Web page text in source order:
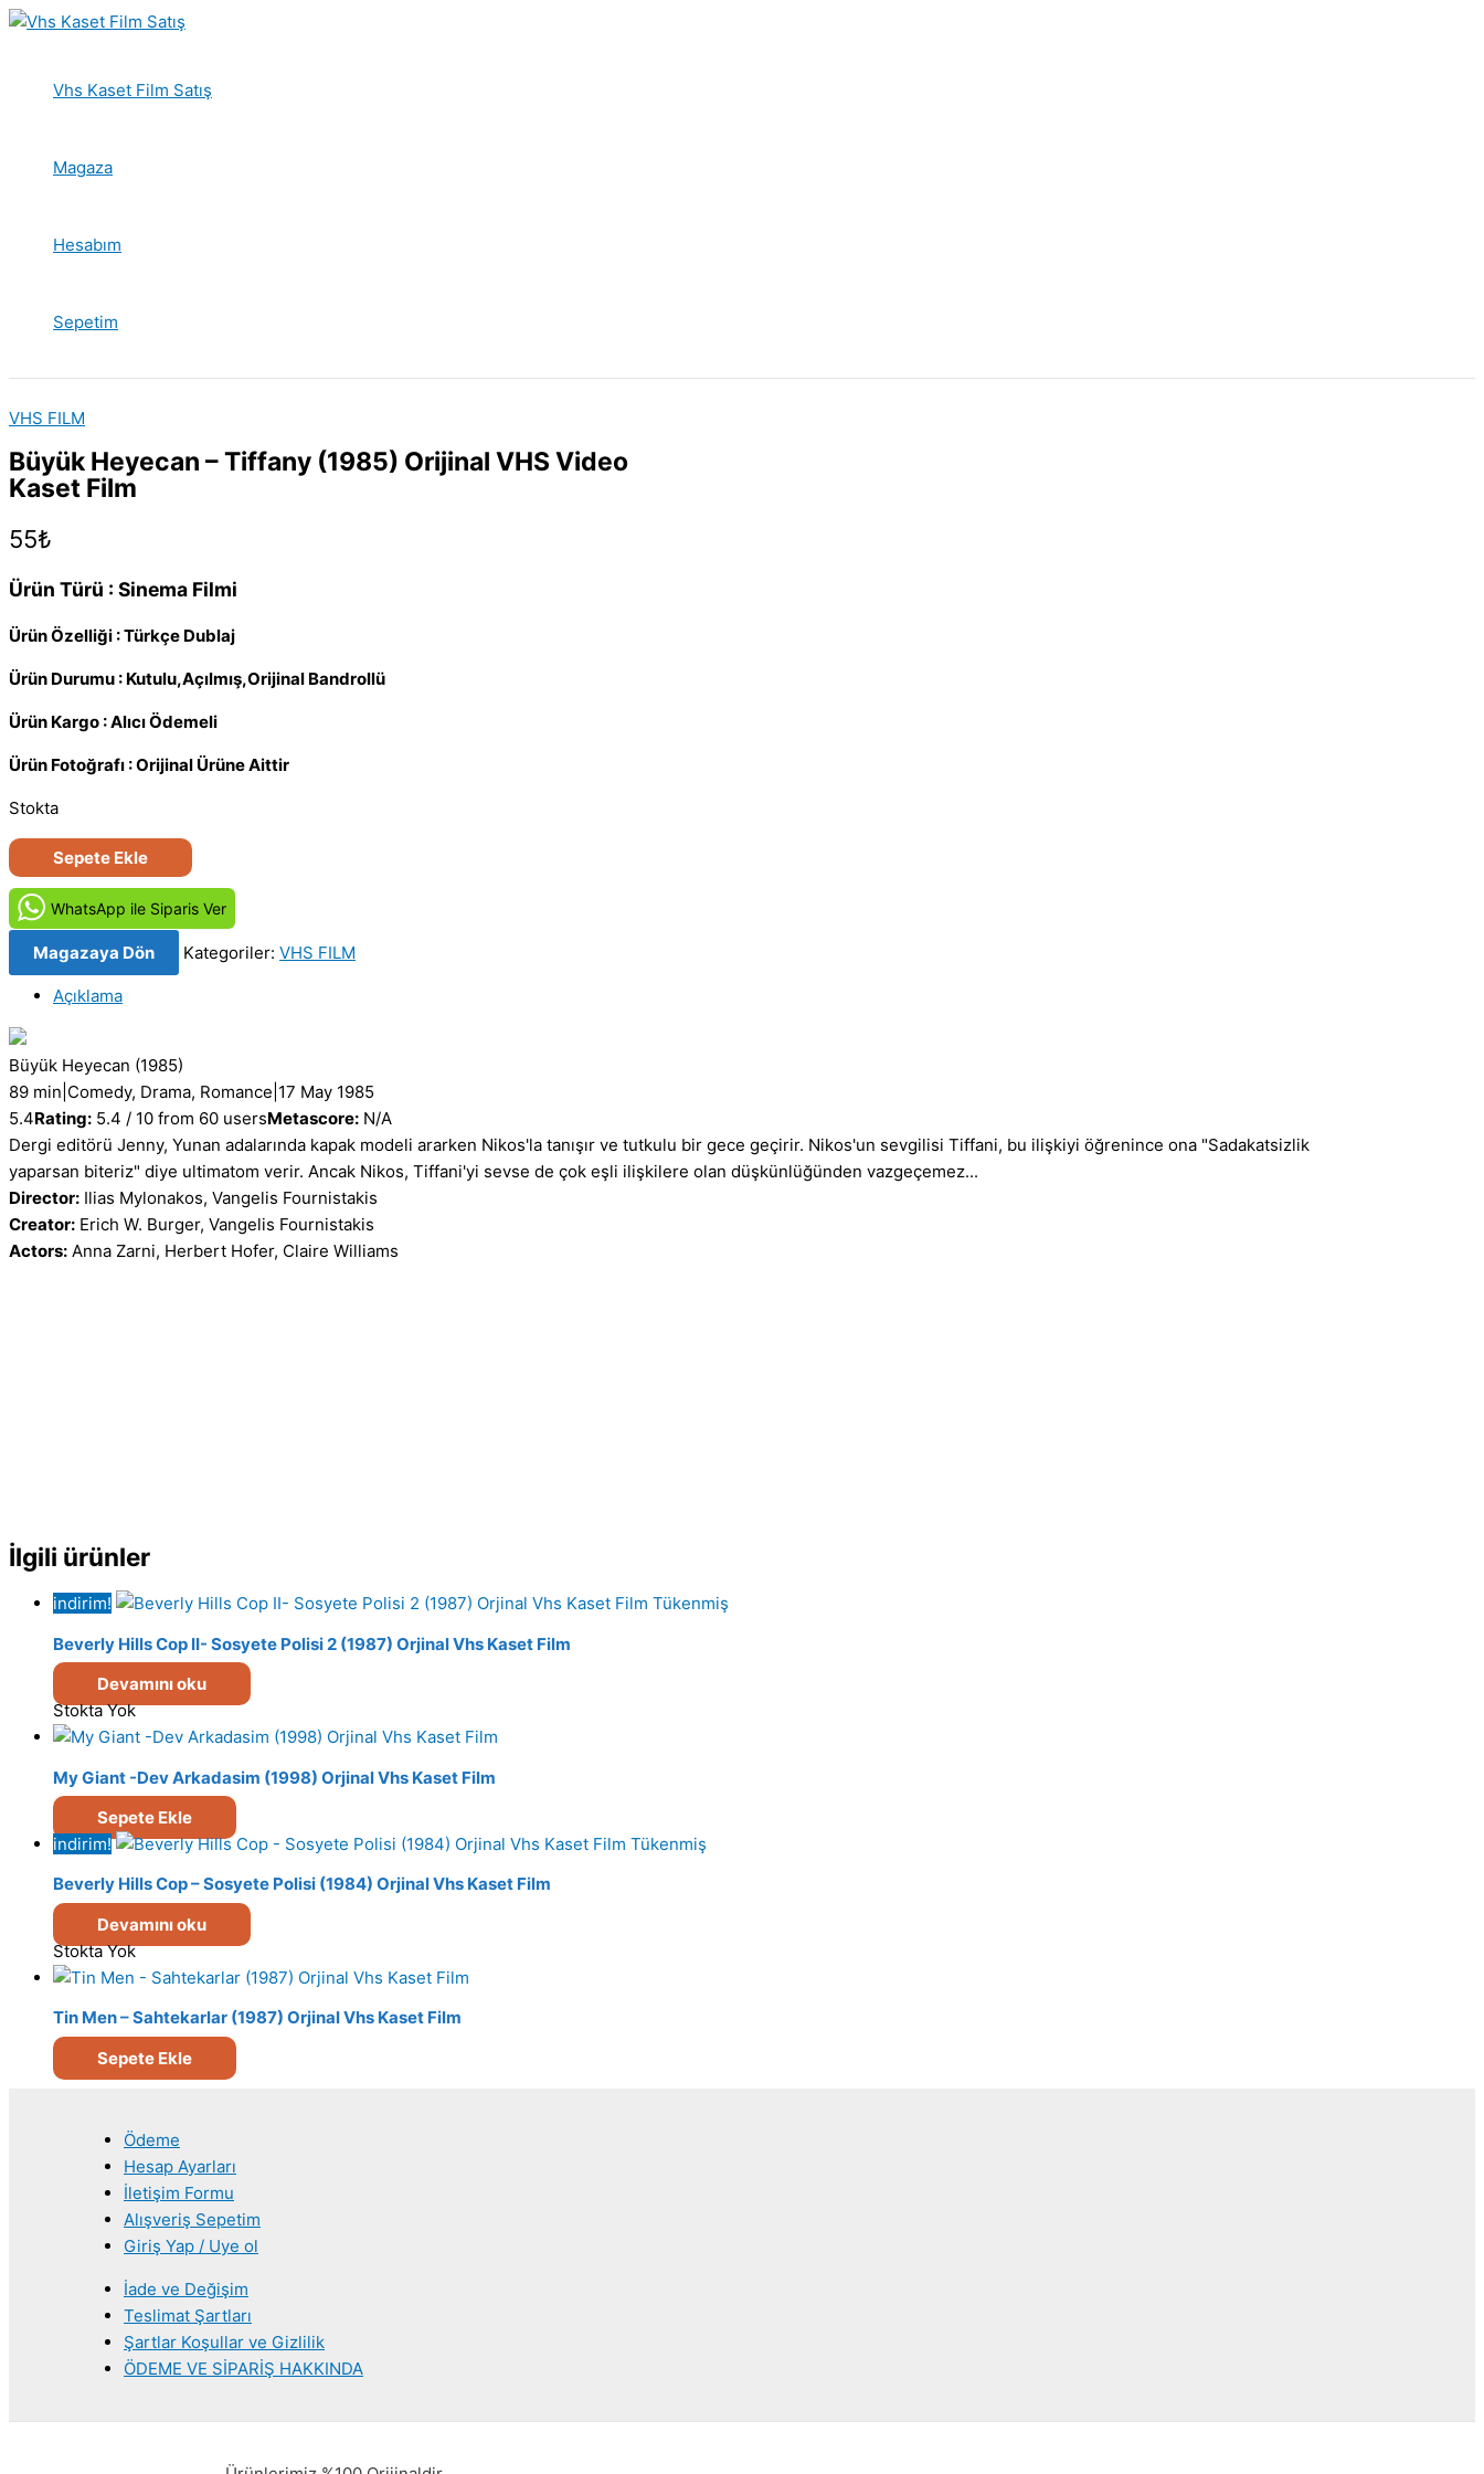
İçeriğe
Vhs Kaset Film Satış
Magaza
Hesabım
Sepetim
VHS FILM
Büyük Heyecan – Tiffany (1985) Orijinal VHS Video
Kaset Film
55₺
Ürün Türü : Sinema Filmi
Ürün Özelliği : Türkçe Dublaj
Ürün Durumu : Kutulu,Açılmış,Orijinal Bandrollü
Ürün Kargo : Alıcı Ödemeli
Ürün Fotoğrafı : Orijinal Ürüne Aittir
Stokta
Büyük
Heyecan
Tiffany
(1985)
Orijinal
Video
Kaset
Film
adet
Sepete Ekle
WhatsApp ile Siparis Ver
Magazaya Dön Kategoriler: VHS FILM
Açıklama
Büyük Heyecan (1985)
89 min Comedy, Drama, Romance 17 May 1985
5.4Rating: 5.4 / 10 from 60 usersMetascore: N/A
Dergi editörü Jenny, Yunan adalarında kapak modeli ararken Nikos'la tanışır ve tutkulu bir gece geçirir. Nikos'un sevgilisi Tiffani, bu ilişkiyi öğrenince ona "Sadakatsizlik
yaparsan biteriz" diye ultimatom verir. Ancak Nikos, Tiffani'yi sevse de çok eşli ilişkilere olan düşkünlüğünden vazgeçemez...
Director: Ilias Mylonakos, Vangelis Fournistakis
Creator: Erich W. Burger, Vangelis Fournistakis
Actors: Anna Zarni, Herbert Hofer, Claire Williams
İlgili ürünler
indirim!
Tükenmiş
Beverly Hills Cop II- Sosyete Polisi 2 (1987) Orjinal Vhs Kaset Film
Devamını oku
Stokta Yok
My Giant -Dev Arkadasim (1998) Orjinal Vhs Kaset Film
Sepete Ekle
indirim!
Tükenmiş
Beverly Hills Cop – Sosyete Polisi (1984) Orjinal Vhs Kaset Film
Devamını oku
Stokta Yok
Tin Men – Sahtekarlar (1987) Orjinal Vhs Kaset Film
Sepete Ekle
Ödeme
Hesap Ayarları
İletişim Formu
Alışveriş Sepetim
Giriş Yap / Uye ol
İade ve Değişim
Teslimat Şartları
Şartlar Koşullar ve Gizlilik
ÖDEME VE SİPARİŞ HAKKINDA